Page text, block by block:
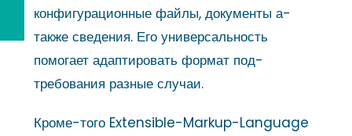
конфигурационные файлы, документы а-
также сведения. Его универсальность
помогает адаптировать формат под-
требования разные случаи.
Кроме-того Extensible-Markup-Language